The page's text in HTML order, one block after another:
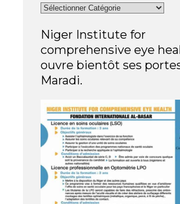
Niger Institute for
comprehensive eye
ouvre bientôt ses
Maradi.